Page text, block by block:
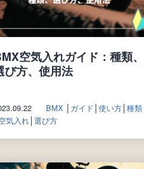
空気入れガイド：種類、
び方、使用法
BMX ガイド 使い方│ 種類
気入れ│ 選び方